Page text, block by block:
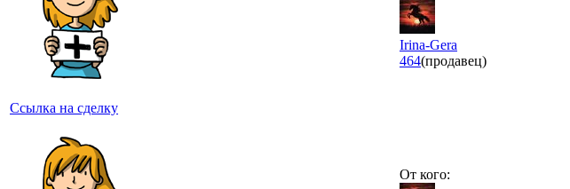
Ссылка на сделку
Irina-Gera
464(продавец)
От кого: